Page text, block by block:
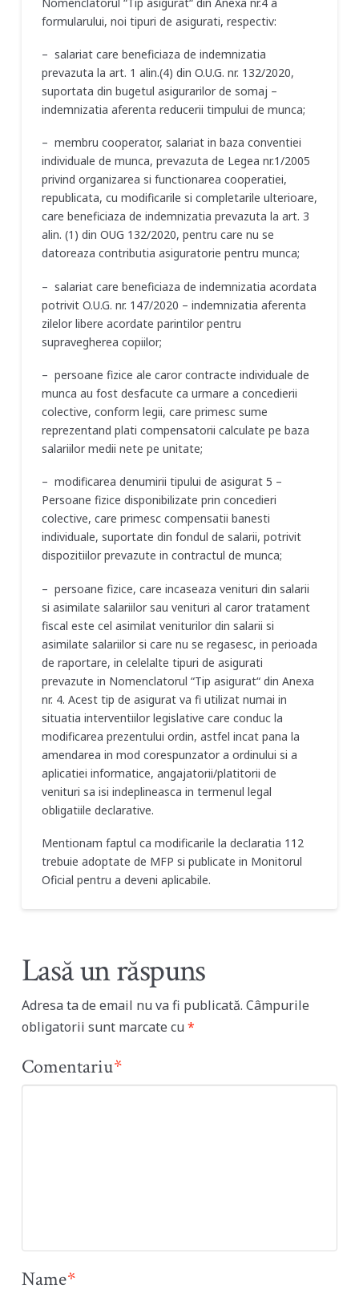
formularului, noi tipuri de asigurati, respectiv:
– salariat care beneficiaza de indemnizatia
prevazuta la art. 1 alin.(4) din O.U.G. nr. 132/2020,
suportata din bugetul asigurarilor de somaj –
indemnizatia aferenta reducerii timpului de munca;
– membru cooperator, salariat in baza conventiei
individuale de munca, prevazuta de Legea nr.1/2005
privind organizarea si functionarea cooperatiei,
republicata, cu modificarile si completarile ulterioare,
care beneficiaza de indemnizatia prevazuta la art. 3
alin. (1) din OUG 132/2020, pentru care nu se
datoreaza contributia asiguratorie pentru munca;
– salariat care beneficiaza de indemnizatia acordata
potrivit O.U.G. nr. 147/2020 – indemnizatia aferenta
zilelor libere acordate parintilor pentru
supravegherea copiilor;
– persoane fizice ale caror contracte individuale de
munca au fost desfacute ca urmare a concedierii
colective, conform legii, care primesc sume
reprezentand plati compensatorii calculate pe baza
salariilor medii nete pe unitate;
– modificarea denumirii tipului de asigurat 5 –
Persoane fizice disponibilizate prin concedieri
colective, care primesc compensatii banesti
individuale, suportate din fondul de salarii, potrivit
dispozitiilor prevazute in contractul de munca;
– persoane fizice, care incaseaza venituri din salarii
si asimilate salariilor sau venituri al caror tratament
fiscal este cel asimilat veniturilor din salarii si
asimilate salariilor si care nu se regasesc, in perioada
de raportare, in celelalte tipuri de asigurati
prevazute in Nomenclatorul “Tip asigurat“ din Anexa
nr. 4. Acest tip de asigurat va fi utilizat numai in
situatia interventiilor legislative care conduc la
modificarea prezentului ordin, astfel incat pana la
amendarea in mod corespunzator a ordinului si a
aplicatiei informatice, angajatorii/platitorii de
venituri sa isi indeplineasca in termenul legal
obligatiile declarative.
Mentionam faptul ca modificarile la declaratia 112
trebuie adoptate de MFP si publicate in Monitorul
Oficial pentru a deveni aplicabile.
Lasă un răspuns
Adresa ta de email nu va fi publicată. Câmpurile
obligatorii sunt marcate cu*
Comentariu*
Name*